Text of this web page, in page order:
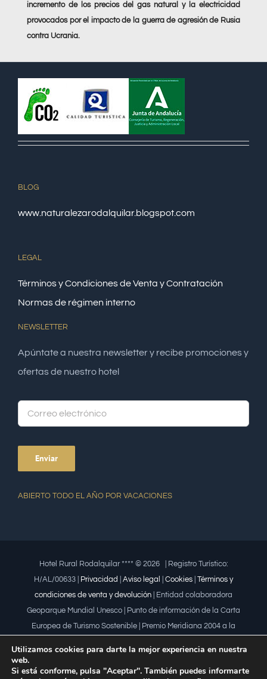
incremento de los precios del gas natural y la electricidad
provocados por el impacto de la guerra de agresión de Rusia
contra Ucrania.
BLOG
www.naturalezarodalquilar.blogspot.com
LEGAL
Términos y Condiciones de Venta y Contratación
Normas de régimen interno
NEWSLETTER
Apúntate a nuestra newsletter y recibe promociones y
ofertas de nuestro hotel
ABIERTO TODO EL AÑO POR VACACIONES
Hotel Rural Rodalquilar **** © 2026 | Registro Turístico:
H/AL/00633 |
Privacidad Aviso legal Cookies Términos y
condiciones de venta y devolución | Entidad colaboradora
Geoparque Mundial Unesco | Punto de información de la Carta
Europea de Turismo Sostenible | Premio Meridiana 2004 a la
Utilizamos cookies para darte la mejor experiencia en nuestra
web.
Si está conforme, pulsa "Aceptar". También puedes informarte